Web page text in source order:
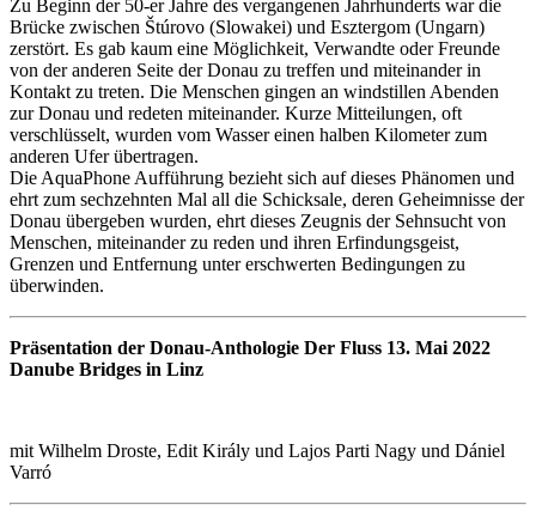
Zu Beginn der 50-er Jahre des vergangenen Jahrhunderts war die
Brücke zwischen Štúrovo (Slowakei) und Esztergom (Ungarn)
zerstört. Es gab kaum eine Möglichkeit, Verwandte oder Freunde
von der anderen Seite der Donau zu treffen und miteinander in
Kontakt zu treten. Die Menschen gingen an windstillen Abenden
zur Donau und redeten miteinander. Kurze Mitteilungen, oft
verschlüsselt, wurden vom Wasser einen halben Kilometer zum
anderen Ufer übertragen.
Die AquaPhone Aufführung bezieht sich auf dieses Phänomen und
ehrt zum sechzehnten Mal all die Schicksale, deren Geheimnisse der
Donau übergeben wurden, ehrt dieses Zeugnis der Sehnsucht von
Menschen, miteinander zu reden und ihren Erfindungsgeist,
Grenzen und Entfernung unter erschwerten Bedingungen zu
überwinden.
Präsentation der Donau-Anthologie Der Fluss 13. Mai 2022
Danube Bridges in Linz
mit Wilhelm Droste, Edit Király und Lajos Parti Nagy und Dániel
Varró